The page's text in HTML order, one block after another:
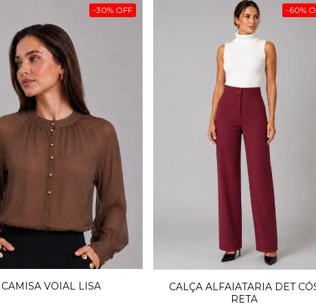
-30% OFF
CAMISA VOIAL LISA
-60%
CALÇA ALFAIATARIA DET
RETA